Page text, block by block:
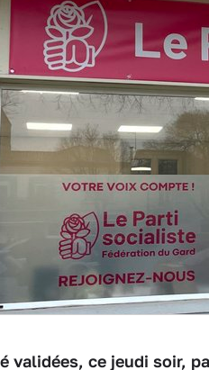
validées, ce jeudi soir,